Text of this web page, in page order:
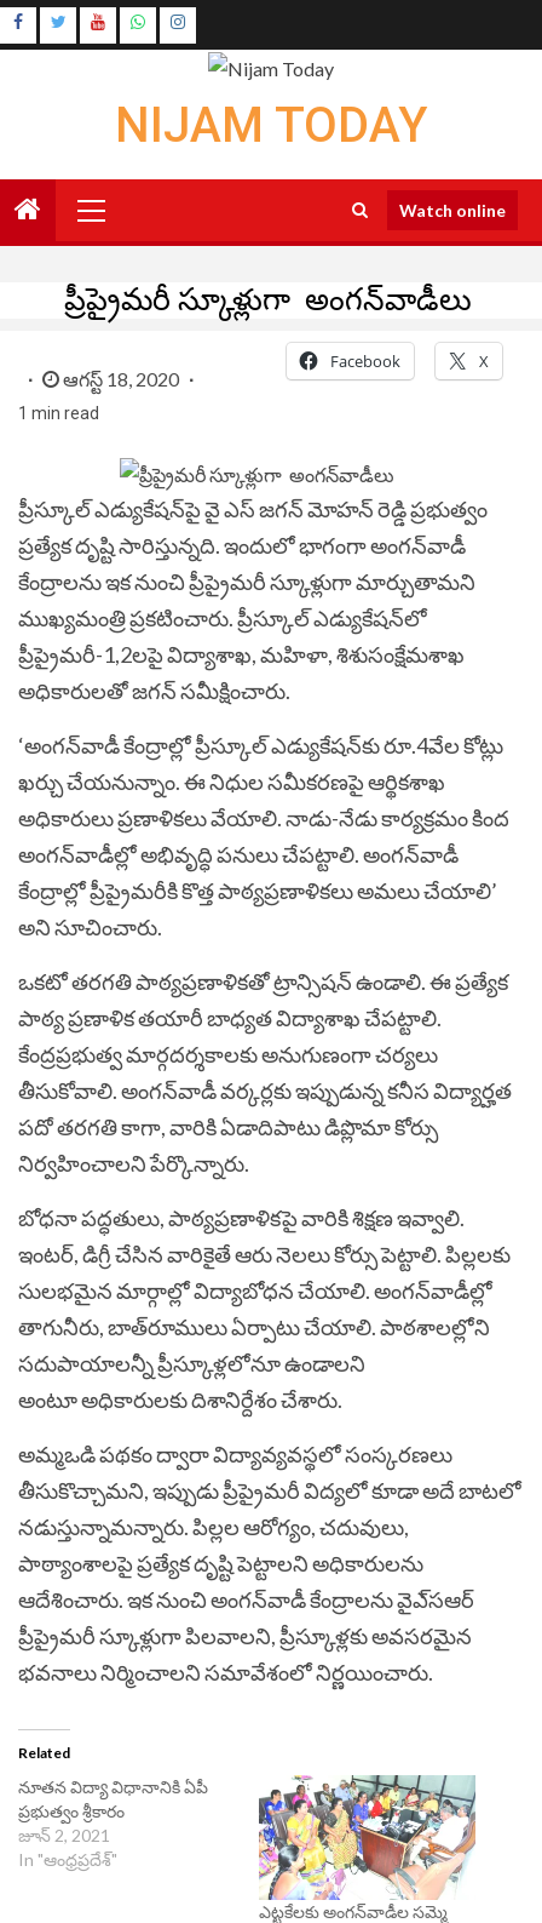
Skip
to
Instagram
NIJAM TODAY
Menu
Watch online
ప్రీప్రైమరీ స్కూళ్లుగా అంగన్‌వాడీలు
ఆగస్ట్ 18, 2020
1 min read
Facebook X
ప్రీస్కూల్‌ ఎడ్యుకేషన్‌పై వై ఎస్ జగన్ మోహన్ రెడ్డి ప్రభుత్వం
ప్రత్యేక దృష్టి సారిస్తున్నది. ఇందులో భాగంగా అంగన్‌వాడీ
కేంద్రాలను ఇక నుంచి ప్రీప్రైమరీ స్కూళ్లుగా మార్చుతామని
ముఖ్యమంత్రి ప్రకటించారు. ప్రీస్కూల్‌ ఎడ్యుకేషన్‌లో
ప్రీప్రైమరీ-1,2లపై విద్యాశాఖ, మహిళా, శిశుసంక్షేమశాఖ
అధికారులతో జగన్‌ సమీక్షించారు.
‘అంగన్‌వాడీ కేంద్రాల్లో ప్రీస్కూల్‌ ఎడ్యుకేషన్‌కు రూ.4వేల కోట్లు
ఖర్చు చేయనున్నాం. ఈ నిధుల సమీకరణపై ఆర్థికశాఖ
అధికారులు ప్రణాళికలు వేయాలి. నాడు-నేడు కార్యక్రమం కింద
అంగన్‌వాడీల్లో అభివృద్ధి పనులు చేపట్టాలి. అంగన్‌వాడీ
కేంద్రాల్లో ప్రీప్రైమరీకి కొత్త పాఠ్యప్రణాళికలు అమలు చేయాలి’
అని సూచించారు.
ఒకటో తరగతి పాఠ్యప్రణాళికతో ట్రాన్సిషన్‌ ఉండాలి. ఈ ప్రత్యేక
పాఠ్య ప్రణాళిక తయారీ బాధ్యత విద్యాశాఖ చేపట్టాలి.
కేంద్రప్రభుత్వ మార్గదర్శకాలకు అనుగుణంగా చర్యలు
తీసుకోవాలి. అంగన్‌వాడీ వర్కర్లకు ఇప్పుడున్న కనీస విద్యార్హత
పదో తరగతి కాగా, వారికి ఏడాదిపాటు డిప్లొమా కోర్సు
నిర్వహించాలని పేర్కొన్నారు.
బోధనా పద్ధతులు, పాఠ్యప్రణాళికపై వారికి శిక్షణ ఇవ్వాలి.
ఇంటర్‌, డిగ్రీ చేసిన వారికైతే ఆరు నెలలు కోర్సు పెట్టాలి. పిల్లలకు
సులభమైన మార్గాల్లో విద్యాబోధన చేయాలి. అంగన్‌వాడీల్లో
తాగునీరు, బాత్‌రూములు ఏర్పాటు చేయాలి. పాఠశాలల్లోని
సదుపాయాలన్నీ ప్రీస్కూళ్లలోనూ ఉండాలని
అంటూ అధికారులకు దిశానిర్దేశం చేశారు.
అమ్మఒడి పథకం ద్వారా విద్యావ్యవస్థలో సంస్కరణలు
తీసుకొచ్చామని, ఇప్పుడు ప్రీప్రైమరీ విద్యలో కూడా అదే బాటలో
నడుస్తున్నామన్నారు. పిల్లల ఆరోగ్యం, చదువులు,
పాఠ్యాంశాలపై ప్రత్యేక దృష్టి పెట్టాలని అధికారులను
ఆదేశించారు. ఇక నుంచి అంగన్‌వాడీ కేంద్రాలను వైఎ్‌సఆర్‌
ప్రీప్రైమరీ స్కూళ్లుగా పిలవాలని, ప్రీస్కూళ్లకు అవసరమైన
భవనాలు నిర్మించాలని సమావేశంలో నిర్ణయించారు.
Related
నూతన విద్యా విధానానికి ఏపీ
ప్రభుత్వం శ్రీకారం
జూన్ 2, 2021
In "ఆంధ్రప్రదేశ్"
ఎట్టకేలకు అంగన్‌వాడీల సమ్మె